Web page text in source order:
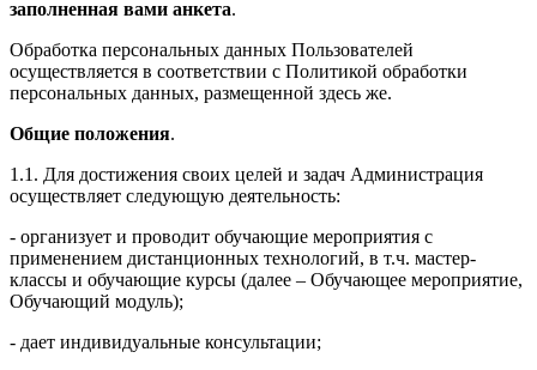
заполненная вами анкета.
Обработка персональных данных Пользователей
осуществляется в соответствии с Политикой обработки
персональных данных, размещенной здесь же.
Общие положения.
1.1. Для достижения своих целей и задач Администрация
осуществляет следующую деятельность:
- организует и проводит обучающие мероприятия с
применением дистанционных технологий, в т.ч. мастер-
классы и обучающие курсы (далее – Обучающее мероприятие,
Обучающий модуль);
- дает индивидуальные консультации;